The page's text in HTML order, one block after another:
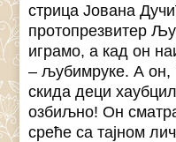
стрица Јована
протопрезвитер
играмо, а кад он
– љубимруке. А он,
скида деци
озбиљно! Он
среће са тајном